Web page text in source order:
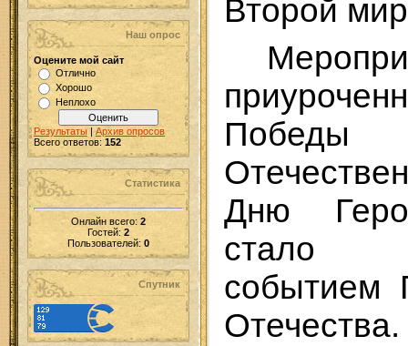
Наш опрос
Оцените мой сайт
Отлично
Хорошо
Неплохо
Результаты | Архив опросов
Всего ответов: 152
Статистика
Онлайн всего: 2
Гостей: 2
Пользователей: 0
Спутник
Второй
Дню
стало
событием
Отечества.